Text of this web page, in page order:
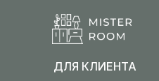
ДЛЯ КЛИЕНТА